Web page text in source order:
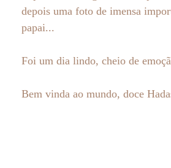
depois uma foto de imensa
papai...
Foi um dia lindo, cheio de
Bem vinda ao mundo, doce